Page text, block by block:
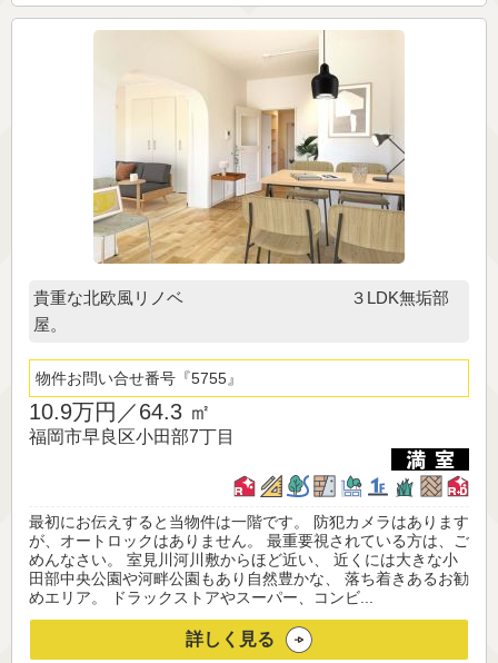
貴重な北欧風リノベ ３LDK無垢部
屋。
物件お問い合せ番号 5755
10.9万円／64.3 ㎡
福岡市早良区小田部7丁目
最初にお伝えすると当物件は一階です。 防犯カメラはあります
が、オートロックはありません。 最重要視されている方は、ご
めんなさい。 室見川河川敷からほど近い、 近くには大きな小
田部中央公園や河畔公園もあり自然豊かな、 落ち着きあるお勧
めエリア。 ドラックストアやスーパー、コンビ...
詳しく見る